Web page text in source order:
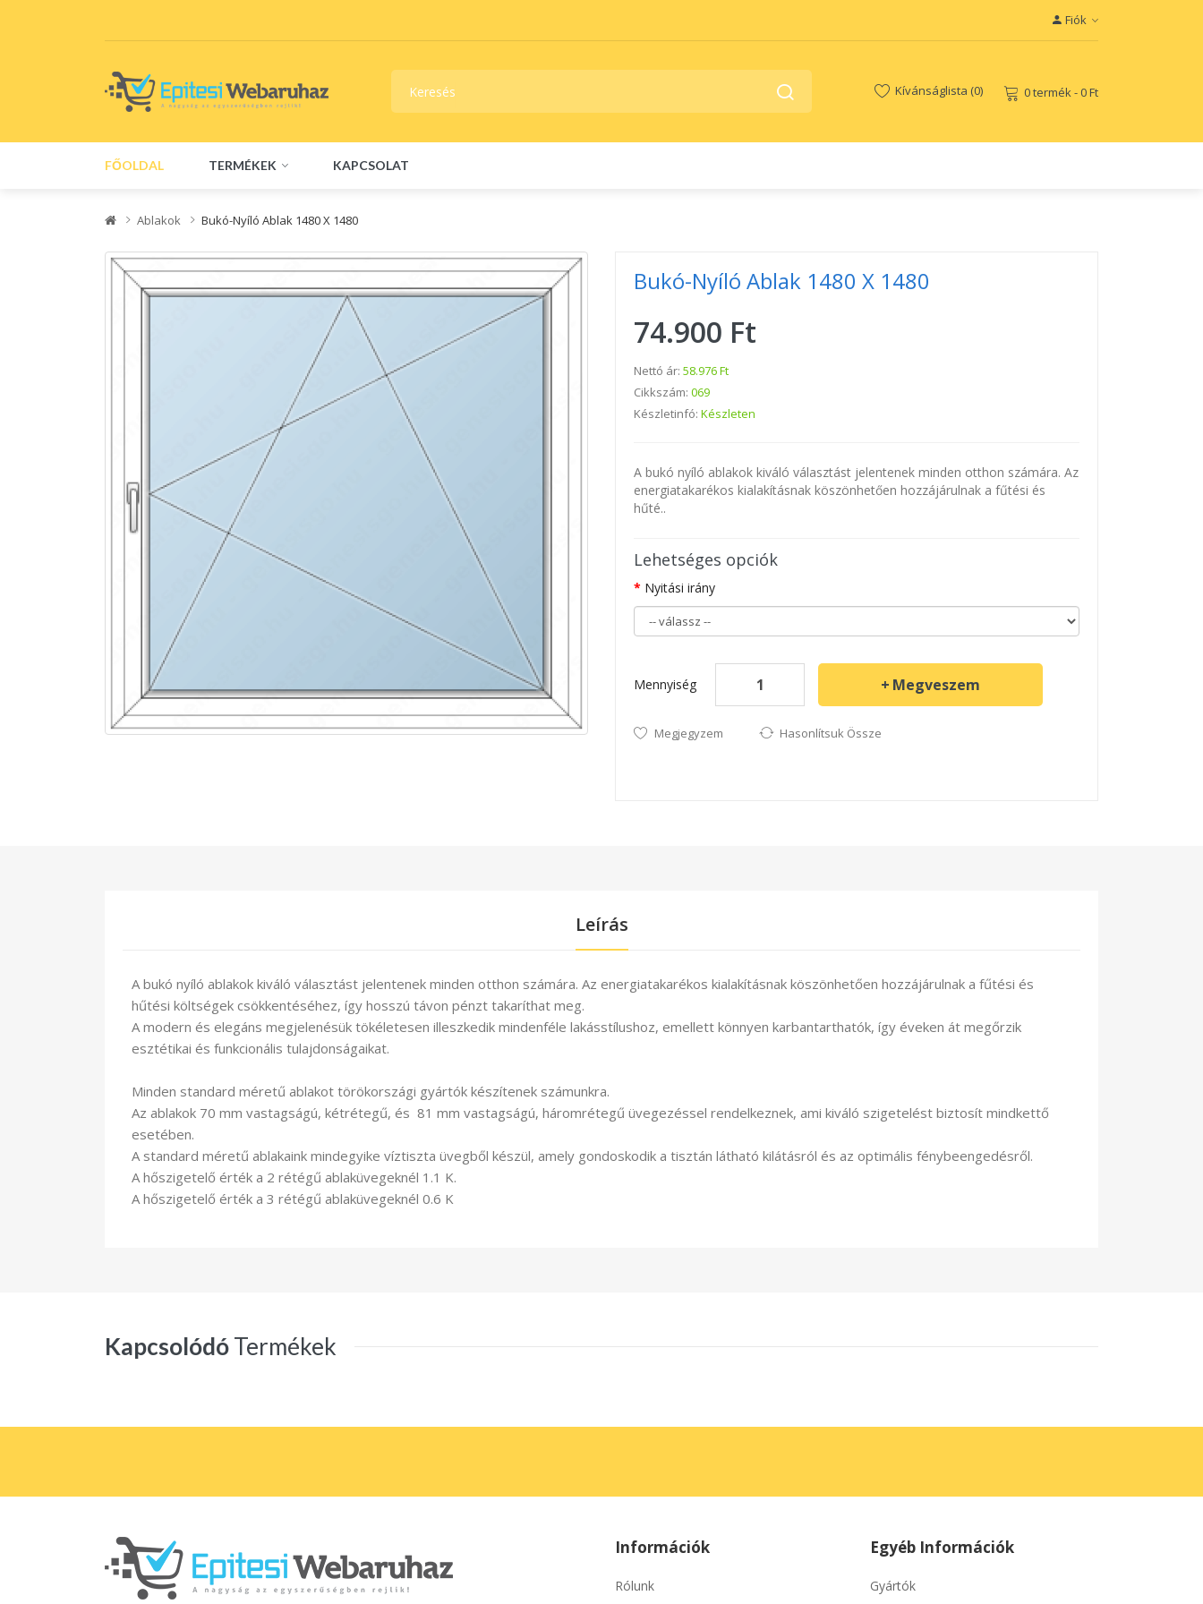
Fiók
Kívánságlista (0) 0 termék - 0 Ft
FŐOLDAL TERMÉKEK KAPCSOLAT
Ablakok Bukó-Nyíló Ablak 1480 X 1480
Bukó-Nyíló Ablak 1480 X 1480
74.900 Ft
Nettó ár: 58.976 Ft
Cikkszám: 069
Készletinfó: Készleten
A bukó nyíló ablakok kiváló választást jelentenek minden otthon számára. Az
energiatakarékos kialakításnak köszönhetően hozzájárulnak a fűtési és
hűté..
Lehetséges opciók
Nyitási irány
Mennyiség Megveszem
Megjegyzem Hasonlítsuk Össze
Leírás
A bukó nyíló ablakok kiváló választást jelentenek minden otthon számára. Az energiatakarékos kialakításnak köszönhetően hozzájárulnak a fűtési és
hűtési költségek csökkentéséhez, így hosszú távon pénzt takaríthat meg.
A modern és elegáns megjelenésük tökéletesen illeszkedik mindenféle lakásstílushoz, emellett könnyen karbantarthatók, így éveken át megőrzik
esztétikai és funkcionális tulajdonságaikat.
Minden standard méretű ablakot törökországi gyártók készítenek számunkra.
Az ablakok 70 mm vastagságú, kétrétegű, és 81 mm vastagságú, háromrétegű üvegezéssel rendelkeznek, ami kiváló szigetelést biztosít mindkettő
esetében.
A standard méretű ablakaink mindegyike víztiszta üvegből készül, amely gondoskodik a tisztán látható kilátásról és az optimális fénybeengedésről.
A hőszigetelő érték a 2 rétégű ablaküvegeknél 1.1 K.
A hőszigetelő érték a 3 rétégű ablaküvegeknél 0.6 K
KapcsolódóTermékek
Információk
Rólunk
Egyéb Információk
Gyártók